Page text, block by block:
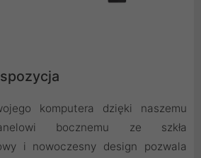
komputera dzięki naszemu
bocznemu ze szkła
i nowoczesny design pozwala